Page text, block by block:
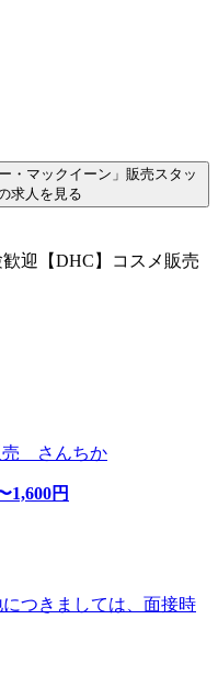
・マックイーン」販売スタッ
求人を見る
迎【DHC】コスメ販売
売 さんちか
1,600円
つきましては、面接時